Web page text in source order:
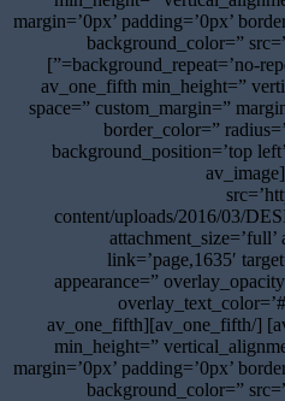
margin=’0px’ padding=’0px’
background_color=”
background_repeat=’no-repeat’ animation=” mobile_display=”]
[/av_one_fifth][av_one_fifth
space=” custom_margin=”
border_color=”
background_position=’top
animation=” mobile_display=”] [av_image
content/uploads/2016/03/
link=’page,1635′
appearance=”
admin_preview_bg=”][/av_image] [/av_one_fifth][av_one_fifth
min_height=”
margin=’0px’ padding=’0px’
background_color=”